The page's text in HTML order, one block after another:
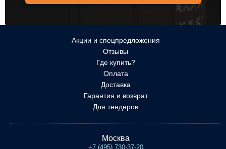
Акции и спецпредложения
Отзывы
Где купить?
Оплата
Доставка
Гарантия и возврат
Для тендеров
Москва
+7 (495) 730-37-20